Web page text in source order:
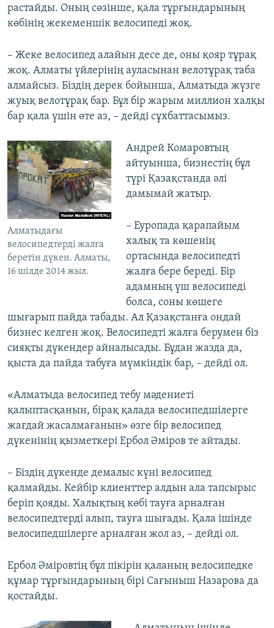
растайды. Оның сөзінше, қала тұрғындарының
көбінің жекеменшік велосипеді жоқ.
– Жеке велосипед алайын десе де, оны қояр тұрақ
жоқ. Алматы үйлерінің ауласынан велотұрақ таба
алмайсыз. Біздің дерек бойынша, Алматыда жүзге
жуық велотұрақ бар. Бұл бір жарым миллион халқы
бар қала үшін өте аз, – дейді сұхбаттасымыз.
Алматыдағы
велосипедтерді жалға
беретін дүкен. Алматы,
16 шілде 2014 жыл.
Андрей Комаровтың
айтуынша, бизнестің бұл
түрі Қазақстанда әлі
дамымай жатыр.
– Еуропада қарапайым
халық та көшенің
ортасында велосипедті
жалға бере береді. Бір
адамның үш велосипеді
болса, соны көшеге
шығарып пайда табады. Ал Қазақстанға ондай
бизнес келген жоқ. Велосипедті жалға берумен біз
сияқты дүкендер айналысады. Бұдан жазда да,
қыста да пайда табуға мүмкіндік бар, – дейді ол.
«Алматыда велосипед тебу мәдениеті
қалыптасқанын, бірақ қалада велосипедшілерге
жағдай жасалмағанын» өзге бір велосипед
дүкенінің қызметкері Ербол Әміров те айтады.
– Біздің дүкенде демалыс күні велосипед
қалмайды. Кейбір клиенттер алдын ала тапсырыс
беріп қояды. Халықтың көбі тауға арналған
велосипедтерді алып, тауға шығады. Қала ішінде
велосипедшілерге арналған жол аз, – дейді ол.
Ербол Әміровтің бұл пікірін қаланың велосипедке
құмар тұрғындарының бірі Сағыныш Назарова да
қостайды.